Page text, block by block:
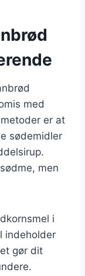
med
er at
sødemidler
men
i
indeholder
gør dit